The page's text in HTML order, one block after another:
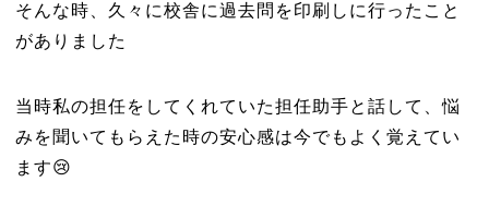
そんな時、久々に校舎に過去問を印刷しに行ったこと
がありました
当時私の担任をしてくれていた担任助手と話して、悩
みを聞いてもらえた時の安心感は今でもよく覚えてい
ます😢